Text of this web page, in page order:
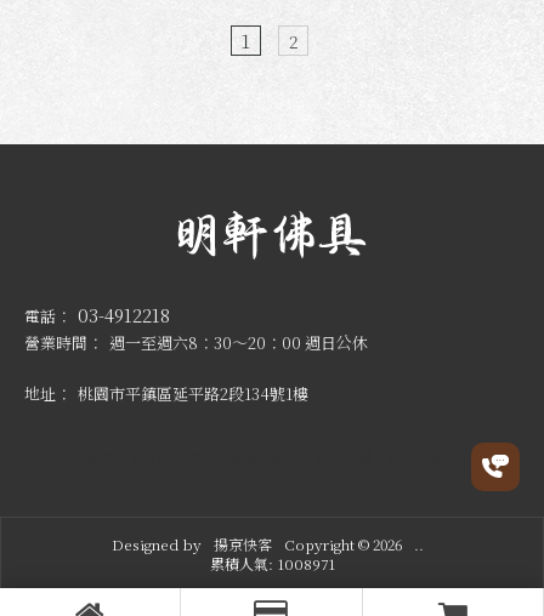
1 2
03-4912218
週一至週六8：30～20：00 週日公休
桃園市平鎮區延平路2段134號1樓
桃園佛具批發
Designed by 揚京快客 Copyright © 2026
累積人氣: 1008971